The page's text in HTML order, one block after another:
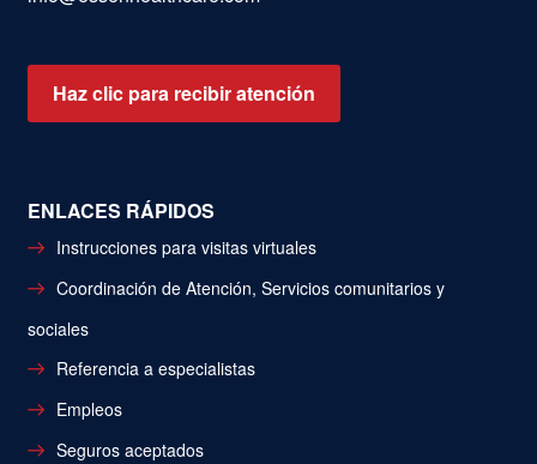
Haz clic para recibir atención
ENLACES RÁPIDOS
Instrucciones para visitas virtuales
Coordinación de Atención, Servicios comunitarios y
sociales
Referencia a especialistas
Empleos
Seguros aceptados